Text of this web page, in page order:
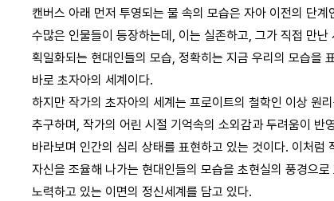
캔버스 아래 먼저 투영되는 물 속의 모습은 자아 이전의 단
수많은 인물들이 등장하는데, 이는 실존하고, 그가 직접 만
획일화되는 현대인들의 모습, 정확히는 지금 우리의 모습을
바로 초자아의 세계이다.
하지만 작가의 초자아의 세계는 프로이트의 철학인 이상 원
추구하며, 작가의 어린 시절 기억속의 소외감과 두려움이 반
바라보며 인간의 심리 상태를 표현하고 있는 것이다. 이처
자신을 조율해 나가는 현대인들의 모습을 초현실의 풍경으
노력하고 있는 이면의 정신세계를 담고 있다.